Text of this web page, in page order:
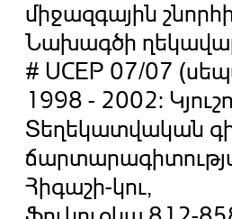
միջազգային
Նախագծի
# UCEP 07/07
1998 - 2002:
Տեղեկատվական
Հիգաշի-կու,